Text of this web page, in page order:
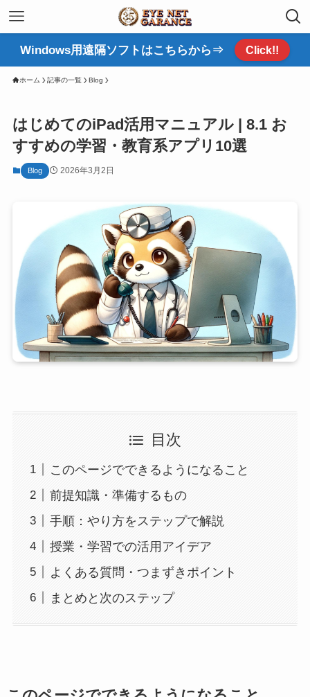
Windows用遠隔ソフトはこちらから⇒ Click!!
ホーム 記事の一覧 Blog
はじめてのiPad活用マニュアル | 8.1 お
すすめの学習・教育系アプリ10選
Blog 2026年3月2日
目次
このページでできるようになること
前提知識・準備するもの
手順：やり方をステップで解説
授業・学習での活用アイデア
よくある質問・つまずきポイント
まとめと次のステップ